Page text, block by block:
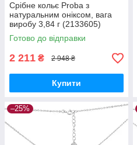
Срібне кольє Proba з
натуральним оніксом, вага
виробу 3,84 г (2133605)
450500 розмір
Готово до відправки
2 211 ₴ 2 948 ₴
Купити
–25%